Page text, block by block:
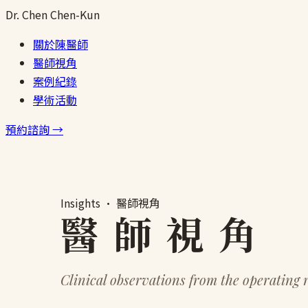
跳
Dr. ChenChen-Kun
關於陳醫師
醫師視角
案例紀錄
學術活動
預約諮詢 →
Insights · 醫師視角
醫 師 視 角
Clinical observations from the operating